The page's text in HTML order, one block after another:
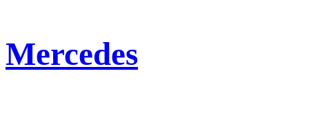
Mercedes